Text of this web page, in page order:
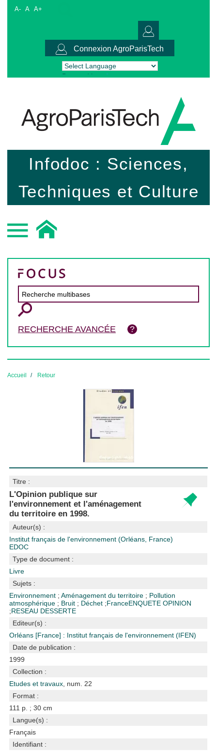
A- A A+
Connexion AgroParisTech
Powered by Translate
Infodoc : Sciences,
Techniques et Culture
RECHERCHE AVANCÉE
Accueil Retour
Titre :
L'Opinion publique sur
l'environnement et l'aménagement
du territoire en 1998.
Auteur(s) :
Institut français de l'environnement (Orléans, France)
EDOC
Type de document :
Livre
Sujets :
Environnement ;Aménagement du territoire ; Pollution
atmosphérique ; Bruit ; Déchet ;FranceENQUETE OPINION
;RESEAU DESSERTE
Editeur(s) :
Orléans [France] : Institut français de l'environnement (IFEN)
Date de publication :
1999
Collection :
Etudes et travaux , num. 22
Format :
111 p. ; 30 cm
Langue(s) :
Français
Identifiant :